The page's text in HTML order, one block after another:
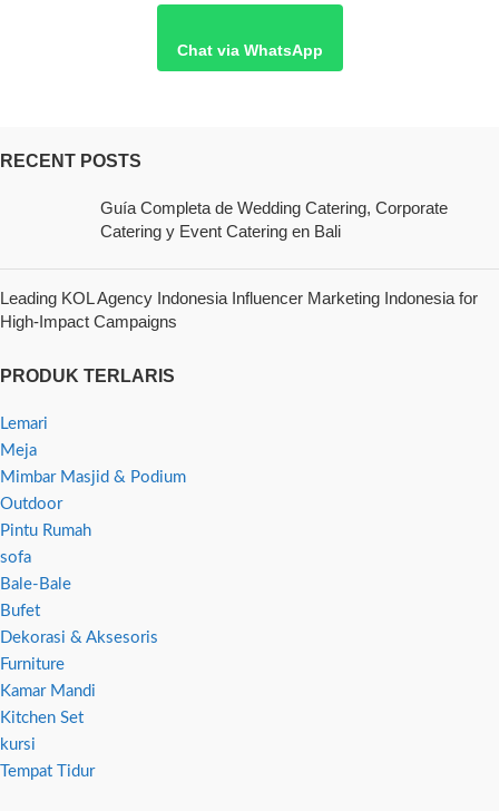
Chat via WhatsApp
RECENT POSTS
Guía Completa de Wedding Catering, Corporate
Catering y Event Catering en Bali
Leading KOL Agency Indonesia Influencer Marketing Indonesia for
High-Impact Campaigns
PRODUK TERLARIS
Lemari
Meja
Mimbar Masjid & Podium
Outdoor
Pintu Rumah
sofa
Bale-Bale
Bufet
Dekorasi & Aksesoris
Furniture
Kamar Mandi
Kitchen Set
kursi
Tempat Tidur